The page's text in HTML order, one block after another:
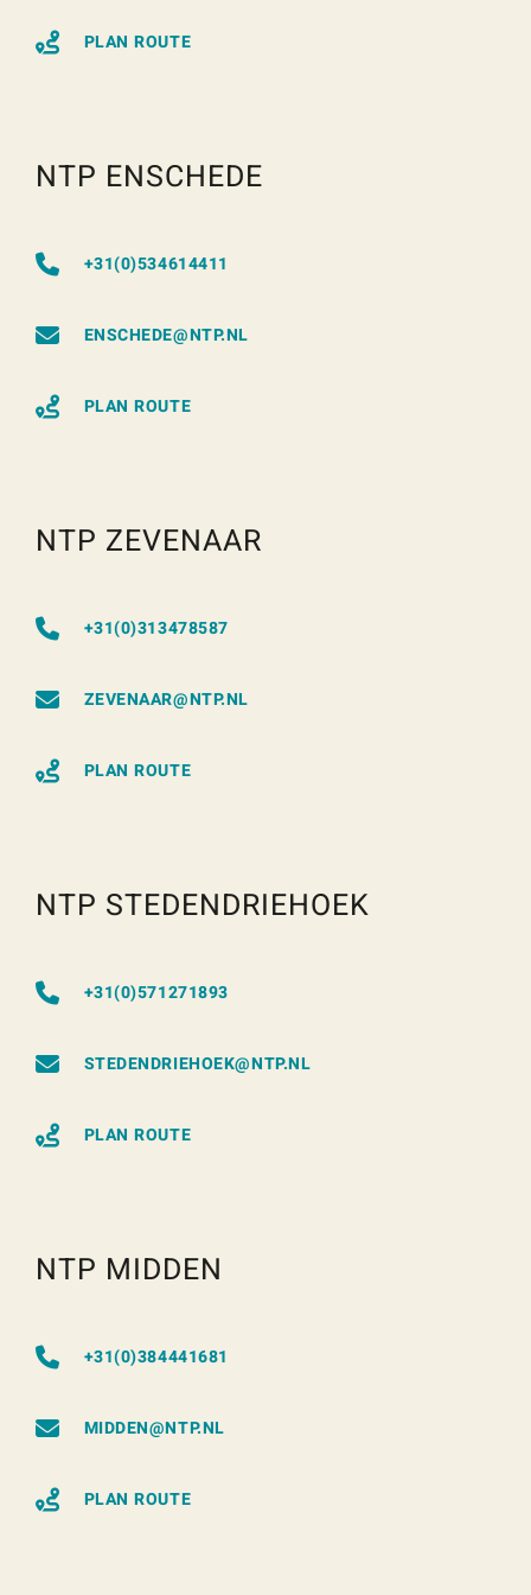
PLAN ROUTE
NTP ENSCHEDE
+31(0)534614411
ENSCHEDE@NTP.NL
PLAN ROUTE
NTP ZEVENAAR
+31(0)313478587
ZEVENAAR@NTP.NL
PLAN ROUTE
NTP STEDENDRIEHOEK
+31(0)571271893
STEDENDRIEHOEK@NTP.NL
PLAN ROUTE
NTP MIDDEN
+31(0)384441681
MIDDEN@NTP.NL
PLAN ROUTE